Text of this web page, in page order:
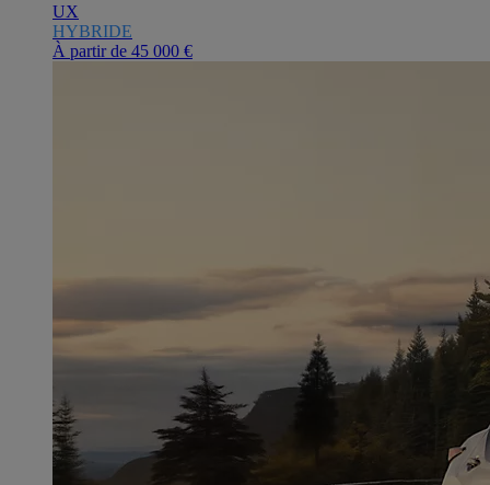
UX
HYBRIDE
À partir de 45 000 €